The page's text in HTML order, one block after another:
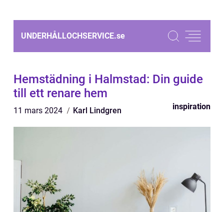
UNDERHÅLLOCHSERVICE.se
Hemstädning i Halmstad: Din guide
till ett renare hem
11 mars 2024 Karl Lindgren inspiration